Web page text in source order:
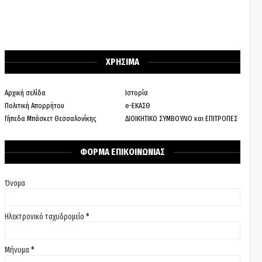
ΧΡΗΣΙΜΑ
Αρχική σελίδα
Ιστορία
Πολιτική Απορρήτου
e-ΕΚΑΣΘ
Γήπεδα Μπάσκετ Θεσσαλονίκης
ΔΙΟΙΚΗΤΙΚΟ ΣΥΜΒΟΥΛΙΟ και ΕΠΙΤΡΟΠΕΣ
ΦΟΡΜΑ ΕΠΙΚΟΙΝΩΝΙΑΣ
Όνομα
Ηλεκτρονικό ταχυδρομείο *
Μήνυμα*